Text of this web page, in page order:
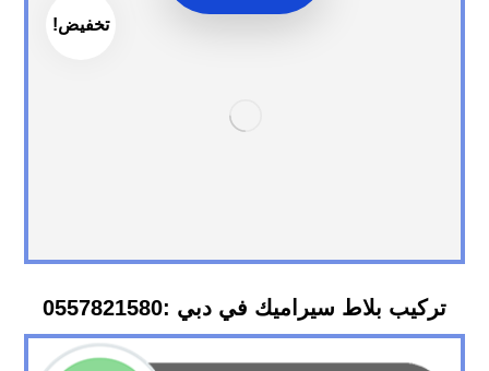
تخفيض!
تركيب بلاط سيراميك في دبي :0557821580